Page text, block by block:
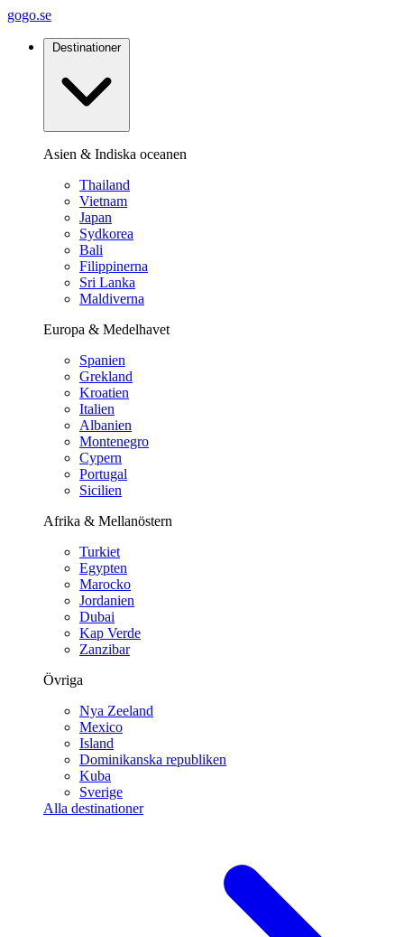
gogo.se
Destinationer
Asien & Indiska oceanen
Thailand
Vietnam
Japan
Sydkorea
Bali
Filippinerna
Sri Lanka
Maldiverna
Europa & Medelhavet
Spanien
Grekland
Kroatien
Italien
Albanien
Montenegro
Cypern
Portugal
Sicilien
Afrika & Mellanöstern
Turkiet
Egypten
Marocko
Jordanien
Dubai
Kap Verde
Zanzibar
Övriga
Nya Zeeland
Mexico
Island
Dominikanska republiken
Kuba
Sverige
Alla destinationer